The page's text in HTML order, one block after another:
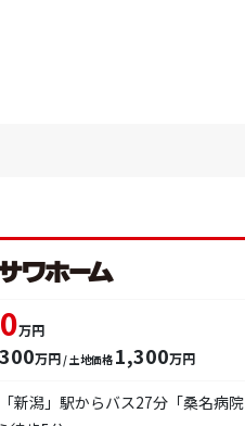
万円
万円 / 土地価格 1,300万円
新潟」駅からバス27分「桑名病院